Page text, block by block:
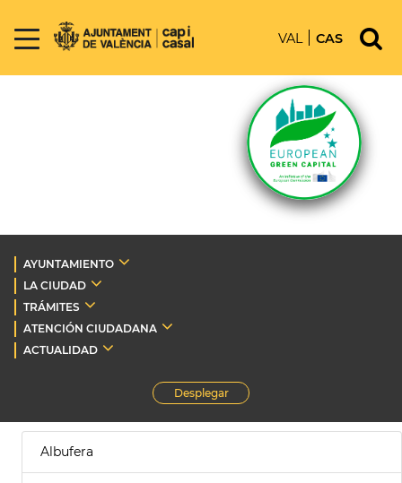
VAL CAS
AYUNTAMIENTO
LA CIUDAD
TRÁMITES
ATENCIÓN CIUDADANA
ACTUALIDAD
Desplegar
Albufera